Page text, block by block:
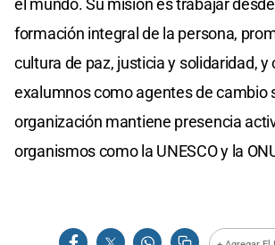
el mundo. Su misión es trabajar
formación integral de la persona,
cultura de paz, justicia y solidaridad, y
exalumnos como agentes de cambio
organización mantiene presencia
organismos como la UNESCO y la